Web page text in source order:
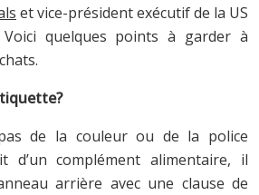
et vice-président exécutif de la US
Voici quelques points à garder à
de la couleur ou de la police
d’un complément alimentaire, il
arrière avec une clause de